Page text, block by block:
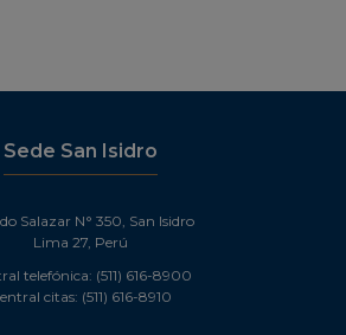
Sede San Isidro
Salazar N° 350, San Isidro
Lima 27, Perú
telefónica: (511) 616-8900
citas: (511) 616-8910